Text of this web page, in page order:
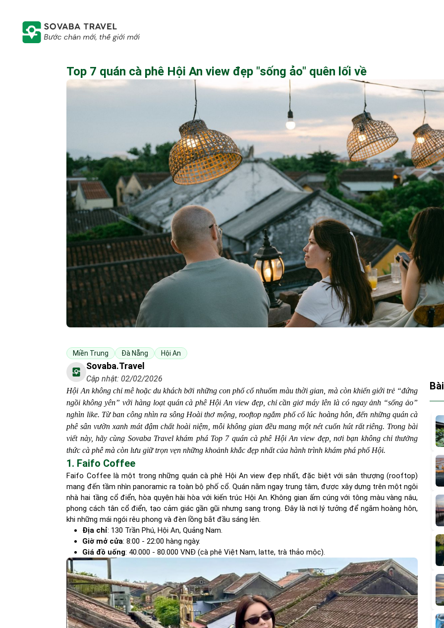
Top 7 quán cà phê Hội An view đẹp "sống ảo" quên lối về
Miền Trung Đà Nẵng Hội An
Sovaba.travel
Cập nhật: 02/02/2026
Hội An không chỉ mê hoặc du khách bởi những con phố cổ nhuốm màu thời gian, mà còn khiến giới trẻ “đứng
ngồi không yên” với hàng loạt quán cà phê Hội An view đẹp, chỉ cần giơ máy lên là có ngay ảnh “sống ảo”
nghìn like. Từ ban công nhìn ra sông Hoài thơ mộng, rooftop ngắm phố cổ lúc hoàng hôn, đến những quán cà
phê sân vườn xanh mát đậm chất hoài niệm, mỗi không gian đều mang một nét cuốn hút rất riêng. Trong bài
viết này, hãy cùng Sovaba Travel khám phá Top 7 quán cà phê Hội An view đẹp, nơi bạn không chỉ thưởng
thức cà phê mà còn lưu giữ trọn vẹn những khoảnh khắc đẹp nhất của hành trình khám phá phố Hội.
1. Faifo Coffee
Faifo Coffee là một trong những quán cà phê Hội An view đẹp nhất, đặc biệt với sân thượng (rooftop)
mang đến tầm nhìn panoramic ra toàn bộ phố cổ. Quán nằm ngay trung tâm, được xây dựng trên một ngôi
nhà hai tầng cổ điển, hòa quyện hài hòa với kiến trúc Hội An. Không gian ấm cúng với tông màu vàng nâu,
phong cách tân cổ điển, tạo cảm giác gần gũi nhưng sang trọng. Đây là nơi lý tưởng để ngắm hoàng hôn,
khi những mái ngói rêu phong và đèn lồng bắt đầu sáng lên.
Địa chỉ: 130 Trần Phú, Hội An, Quảng Nam.
Giờ mở cửa: 8:00 - 22:00 hàng ngày.
Giá đồ uống: 40.000 - 80.000 VNĐ (cà phê Việt Nam, latte, trà thảo mộc).